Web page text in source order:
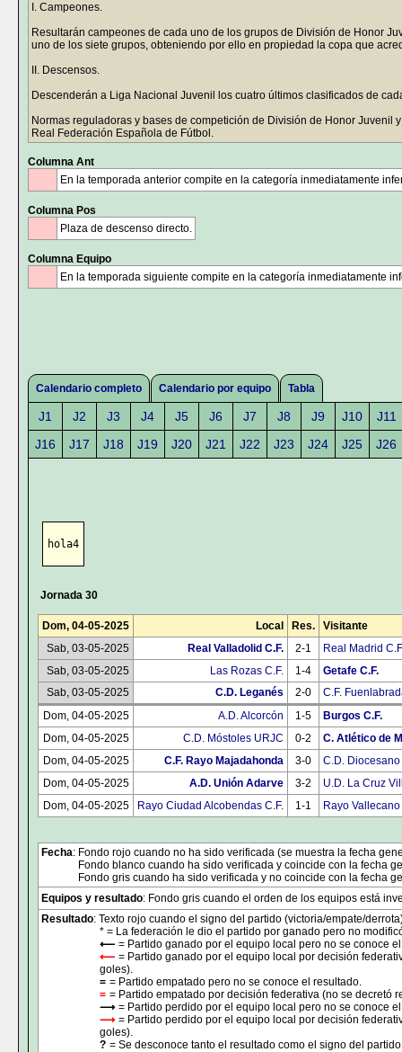
I. Campeones.
Resultarán campeones de cada uno de los grupos de División de Honor
uno de los siete grupos, obteniendo por ello en propiedad la copa que
II. Descensos.
Descenderán a Liga Nacional Juvenil los cuatro últimos clasificados de
Normas reguladoras y bases de competición de División de Honor Juvenil
Real Federación Española de Fútbol.
Columna Ant
En la temporada anterior compite en la categoría inmediatamente
Columna Pos
Plaza de descenso directo.
Columna Equipo
En la temporada siguiente compite en la categoría inmediatamente
Calendario completo Calendario por equipo Tabla
J1 J2 J3 J4 J5 J6 J7 J8 J9 J10
J11
J16
J17 J18 J19 J20 J21 J22 J23 J24 J25 J26
hola4
Jornada 30
Dom, 04-05-2025 Local Res.
Visitante
Sab, 03-05-2025
Real Valladolid C.F. 2-1
Real Madrid
Sab, 03-05-2025
Las Rozas C.F. 1-4
Getafe C.F.
Sab, 03-05-2025
C.D. Leganés 2-0
C.F.
Dom, 04-05-2025
A.D. Alcorcón 1-5
Burgos C.F.
Dom, 04-05-2025
C.D. Móstoles URJC 0-2
C. Atlético de
Dom, 04-05-2025
C.F. Rayo Majadahonda 3-0
C.D. Diocesano
Dom, 04-05-2025
A.D. Unión Adarve 3-2
U.D. La Cruz
Dom, 04-05-2025
Rayo Ciudad Alcobendas C.F. 1-1 Rayo
Fecha: Fondo rojo cuando no ha sido verificada (se muestra la fecha
Fondo blanco cuando ha sido verificada y coincide con la fecha
Fondo gris cuando ha sido verificada y no coincide con la fecha
Equipos y resultado: Fondo gris cuando el orden de los equipos está
Resultado: Texto rojo cuando el signo del partido (victoria/empate/
* = La federación le dio el partido por ganado pero no
⟵ = Partido ganado por el equipo local pero no se conoce
⟵ = Partido ganado por el equipo local por decisión
goles).
= = Partido empatado pero no se conoce el resultado.
= = Partido empatado por decisión federativa (no se decretó
⟶ = Partido perdido por el equipo local pero no se conoce
⟶ = Partido perdido por el equipo local por decisión
goles).
? = Se desconoce tanto el resultado como el signo del